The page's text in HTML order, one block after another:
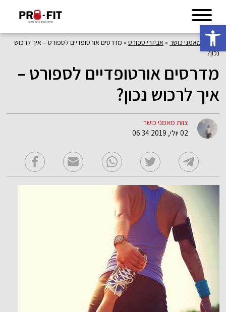
פתח סרגל נגישות
פורטל מאמני כושר » אביזרי ספורט» מדרסים אורטופדיים לספורט – איך לרכוש
נכון?
מדרסים אורטופדיים לספורט –
איך לרכוש נכון?
צוות מאמני כושר
02 יולי, 2019 06:34